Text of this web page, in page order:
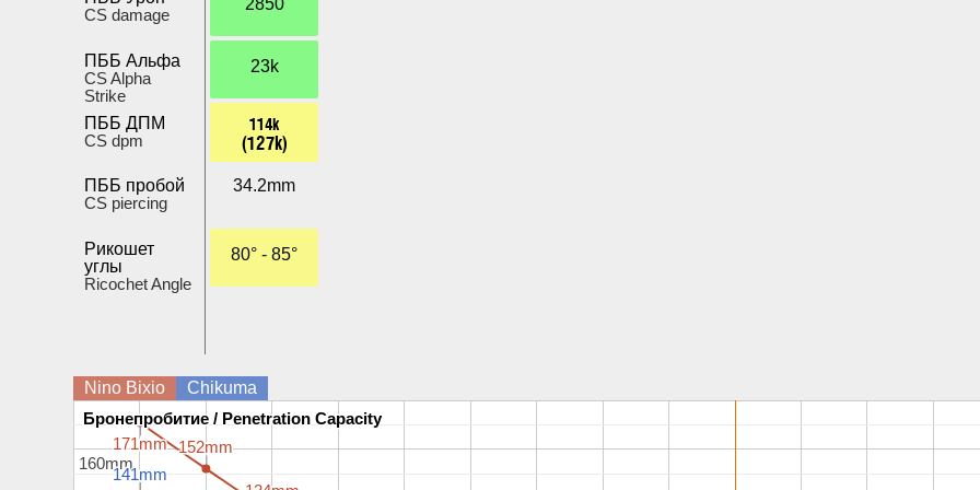
CS damage
ПББ Альфа
CS Alpha
Strike
ПББ ДПМ
CS dpm
ПББ пробой
CS piercing
Рикошет
углы
Ricochet Angle
23k
114k
(127k)
34.2mm
80° - 85°
Nino Bixio Chikuma
Бронепробитие / Penetration Capacity
Бронепробитие / Penetration Capacity
160mm
160mm
171mm
171mm 152mm
152mm
141mm
141mm